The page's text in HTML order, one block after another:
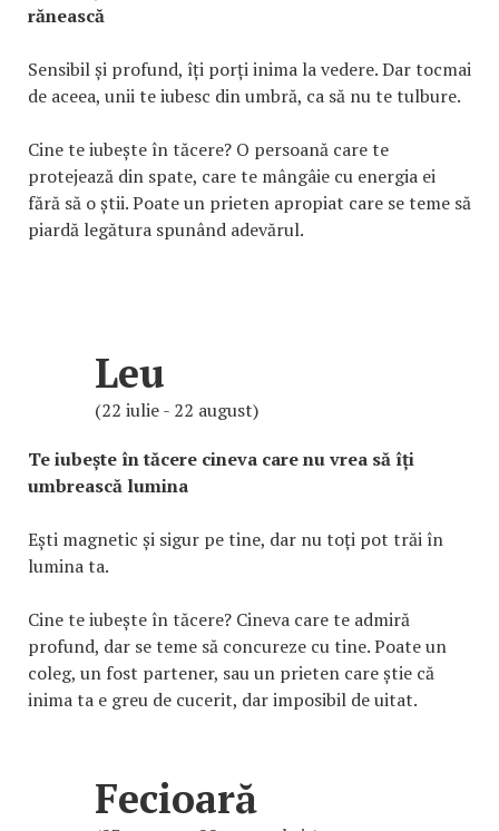
rănească
Sensibil și profund, îți porți inima la vedere. Dar tocmai
de aceea, unii te iubesc din umbră, ca să nu te tulbure.
Cine te iubește în tăcere? O persoană care te
protejează din spate, care te mângâie cu energia ei
fără să o știi. Poate un prieten apropiat care se teme să
piardă legătura spunând adevărul.
Leu
(22 iulie - 22 august)
Te iubește în tăcere cineva care nu vrea să îți
umbrească lumina
Ești magnetic și sigur pe tine, dar nu toți pot trăi în
lumina ta.
Cine te iubește în tăcere? Cineva care te admiră
profund, dar se teme să concureze cu tine. Poate un
coleg, un fost partener, sau un prieten care știe că
inima ta e greu de cucerit, dar imposibil de uitat.
Fecioară